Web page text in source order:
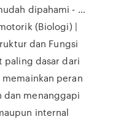
dipahami - …
(Biologi) |
dan Fungsi
paling dasar dari
peran
menanggapi
internal